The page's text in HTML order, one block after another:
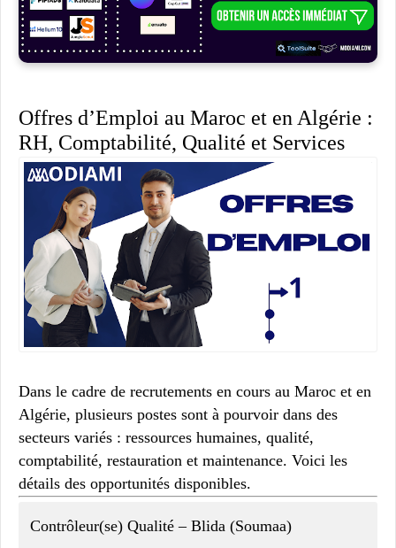
Offres d’Emploi au Maroc et en Algérie :
RH, Comptabilité, Qualité et Services
Dans le cadre de recrutements en cours au Maroc et en
Algérie, plusieurs postes sont à pourvoir dans des
secteurs variés : ressources humaines, qualité,
comptabilité, restauration et maintenance. Voici les
détails des opportunités disponibles.
Contrôleur(se) Qualité – Blida (Soumaa)